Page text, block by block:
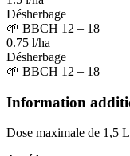
Désherbage
🌱 BBCH 12 – 18
0.75 l/ha
Désherbage
🌱 BBCH 12 – 18
Information
Dose maximale de 1,5